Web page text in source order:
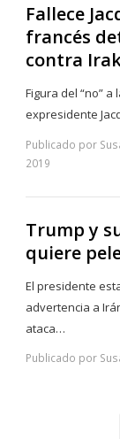
Fallece
francés
contra
Figura del “no”
expresidente
Publicado por
2019
Trump y
quiere
El presidente
advertencia a
ataca…
Publicado por